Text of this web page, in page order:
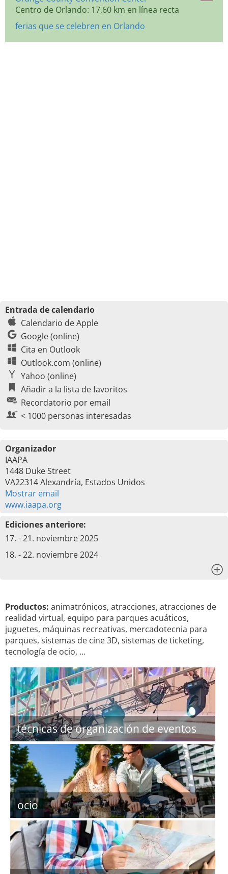
Centro de Orlando: 17,60 km en línea recta
ferias que se celebren en Orlando
Entrada de calendario
Calendario de Apple
Google (online)
Cita en Outlook
Outlook.com (online)
Yahoo (online)
Añadir a la lista de favoritos
Recordatorio por email
< 1000 personas interesadas
Organizador
IAAPA
1448 Duke Street
VA22314 Alexandría, Estados Unidos
Mostrar email
www.iaapa.org
Ediciones anteriore:
17. - 21. noviembre 2025
18. - 22. noviembre 2024
Productos: animatrónicos, atracciones, atracciones de
realidad virtual, equipo para parques acuáticos,
juguetes, máquinas recreativas, mercadotecnia para
parques, sistemas de cine 3D, sistemas de ticketing,
tecnología de ocio, …
técnicas de organización de eventos
ocio